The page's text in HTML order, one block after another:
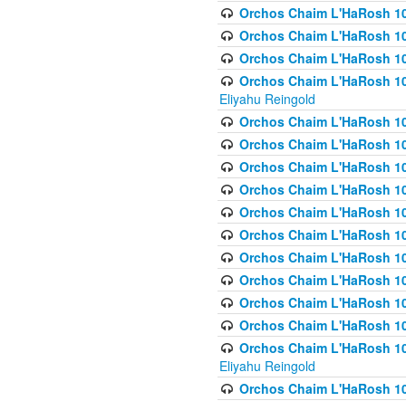
Orchos Chaim L'HaRosh
Orchos Chaim L'HaRosh
Orchos Chaim L'HaRosh
Orchos Chaim L'HaRosh
Eliyahu Reingold
Orchos Chaim L'HaRosh
Orchos Chaim L'HaRosh
Orchos Chaim L'HaRosh
Orchos Chaim L'HaRosh
Orchos Chaim L'HaRosh
Orchos Chaim L'HaRosh
Orchos Chaim L'HaRosh
Orchos Chaim L'HaRosh
Orchos Chaim L'HaRosh
Orchos Chaim L'HaRosh
Orchos Chaim L'HaRosh
Eliyahu Reingold
Orchos Chaim L'HaRosh